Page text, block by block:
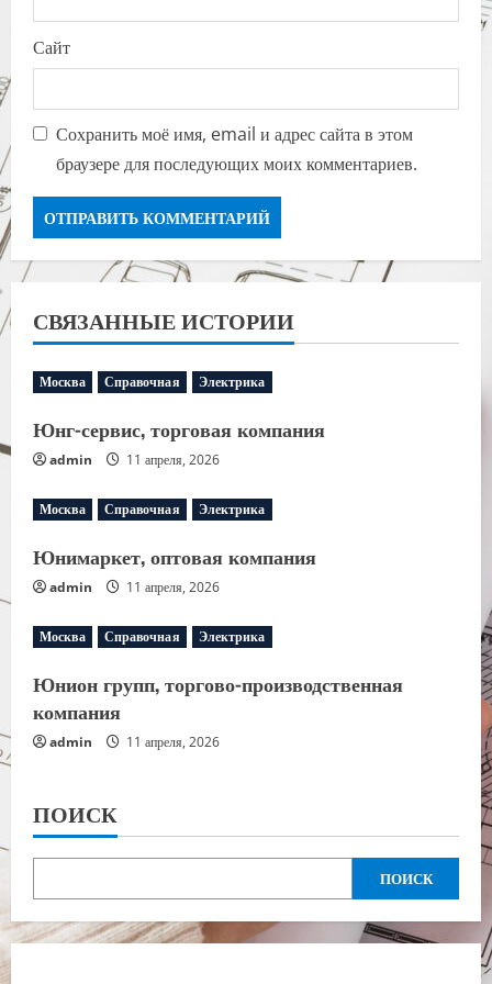
Сайт
Сохранить моё имя, email и адрес сайта в этом
браузере для последующих моих комментариев.
СВЯЗАННЫЕ ИСТОРИИ
Москва Справочная Электрика
Юнг-сервис, торговая компания
admin 11 апреля, 2026
Москва Справочная Электрика
Юнимаркет, оптовая компания
admin 11 апреля, 2026
Москва Справочная Электрика
Юнион групп, торгово-производственная
компания
admin 11 апреля, 2026
ПОИСК
ПОИСК